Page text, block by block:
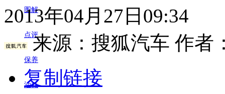
图解
点评
保养
油耗
2013年04月27日09:34
来源： 搜狐汽车 作者
复制链接